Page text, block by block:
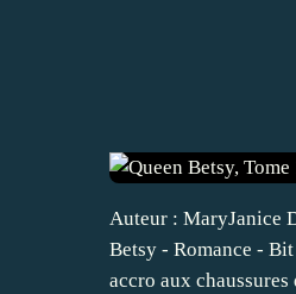
Auteur : MaryJanice
Betsy - Romance -
accro aux chaussures